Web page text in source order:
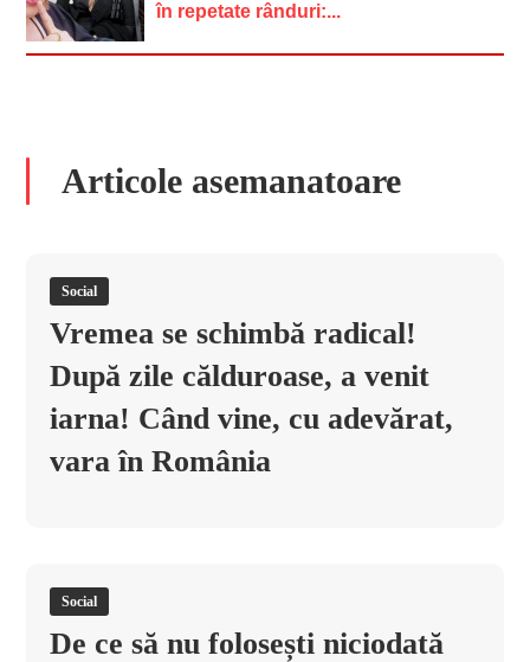
în repetate rânduri:...
Articole asemanatoare
Social
Vremea se schimbă radical!
După zile călduroase, a venit
iarna! Când vine, cu adevărat,
vara în România
Social
De ce să nu folosești niciodată